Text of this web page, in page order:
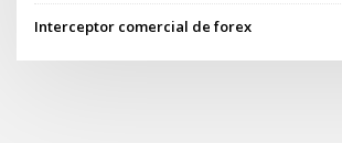
Interceptor comercial de forex